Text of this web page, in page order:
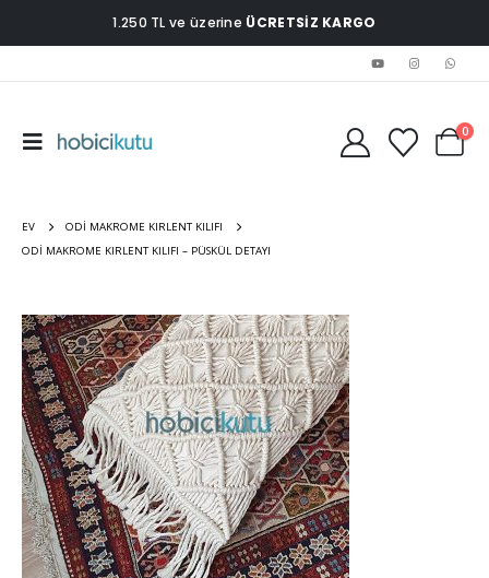
1.250 TL ve üzerine ÜCRETSİZ KARGO
0
EV
ODI MAKROME KIRLENT KILIFI
ODI MAKROME KIRLENT KILIFI – PÜSKÜL DETAYI